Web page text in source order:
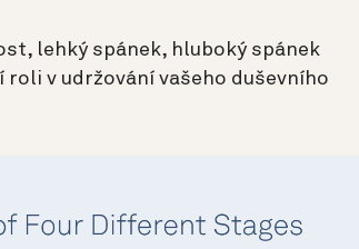
lehký spánek, hluboký spánek
roli v udržování vašeho duševního